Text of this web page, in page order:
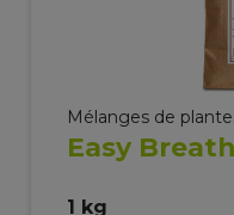
Mélanges de
Easy
1 kg